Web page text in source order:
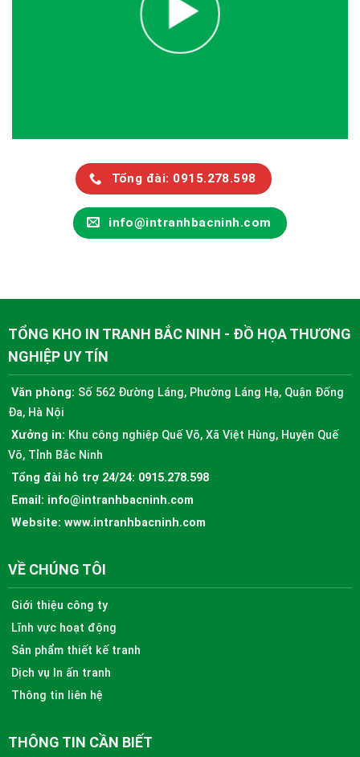
Tổng đài: 0915.278.598
info@intranhbacninh.com
TỔNG KHO IN TRANH BẮC NINH - ĐỒ HỌA THƯƠNG
NGHIỆP UY TÍN
Văn phòng: Số 562 Đường Láng, Phường Láng Hạ, Quận Đống
Đa, Hà Nội
Xưởng in: Khu công nghiệp Quế Võ, Xã Việt Hùng, Huyện Quế
Võ, Tỉnh Bắc Ninh
Tổng đài hỗ trợ 24/24: 0915.278.598
Email: info@intranhbacninh.com
Website: www.intranhbacninh.com
VỀ CHÚNG TÔI
Giới thiệu công ty
Lĩnh vực hoạt động
Sản phẩm thiết kế tranh
Dịch vụ In ấn tranh
Thông tin liên hệ
THÔNG TIN CẦN BIẾT